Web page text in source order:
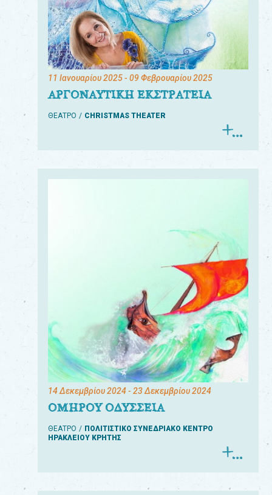
11 Ιανουαρίου 2025- 09 Φεβρουαρίου 2025
ΑΡΓΟΝΑΥΤΙΚΗ ΕΚΣΤΡΑΤΕΙΑ
ΘΕΑΤΡΟ CHRISTMAS THEATER
14 Δεκεμβρίου 2024- 23 Δεκεμβρίου 2024
ΟΜΗΡΟΥ ΟΔΥΣΣΕΙΑ
ΘΕΑΤΡΟ
ΠΟΛΙΤΙΣΤΙΚΟ ΣΥΝΕΔΡΙΑΚΟ ΚΕΝΤΡΟ
ΗΡΑΚΛΕΙΟΥ ΚΡΗΤΗΣ